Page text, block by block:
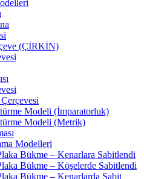
(ÇİRKİN)
Modeli (İmparatorluk)
Modeli (Metrik)
Modelleri
Bükme – Kenarlara Sabitlendi
Bükme – Köşelerde Sabitlendi
Bükme – Kenarlarda Sabit